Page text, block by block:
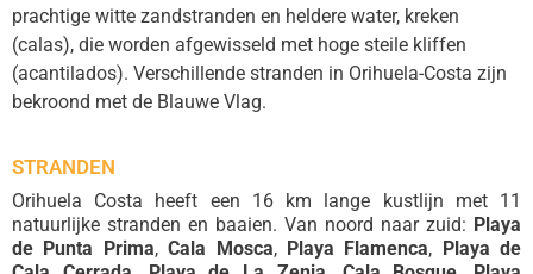
prachtige witte zandstranden en heldere water, kreken
(calas), die worden afgewisseld met hoge steile kliffen
(acantilados). Verschillende stranden in Orihuela-Costa zijn
bekroond met de Blauwe Vlag.
STRANDEN
Orihuela Costa heeft een 16 km lange kustlijn met 11
natuurlijke stranden en baaien. Van noord naar zuid: Playa
de Punta Prima,Cala Mosca, Playa Flamenca,
Playa de